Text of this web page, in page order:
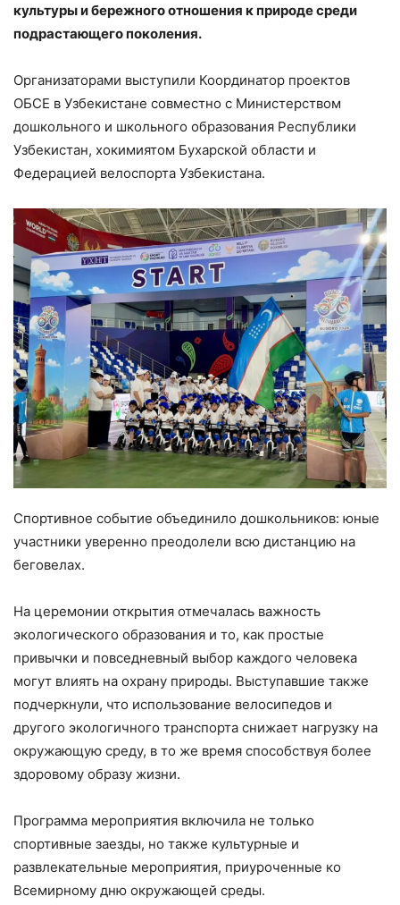
культуры и бережного отношения к природе среди
подрастающего поколения.
Организаторами выступили Координатор проектов
ОБСЕ в Узбекистане совместно с Министерством
дошкольного и школьного образования Республики
Узбекистан, хокимиятом Бухарской области и
Федерацией велоспорта Узбекистана.
Спортивное событие объединило дошкольников: юные
участники уверенно преодолели всю дистанцию на
беговелах.
На церемонии открытия отмечалась важность
экологического образования и то, как простые
привычки и повседневный выбор каждого человека
могут влиять на охрану природы. Выступавшие также
подчеркнули, что использование велосипедов и
другого экологичного транспорта снижает нагрузку на
окружающую среду, в то же время способствуя более
здоровому образу жизни.
Программа мероприятия включила не только
спортивные заезды, но также культурные и
развлекательные мероприятия, приуроченные ко
Всемирному дню окружающей среды.